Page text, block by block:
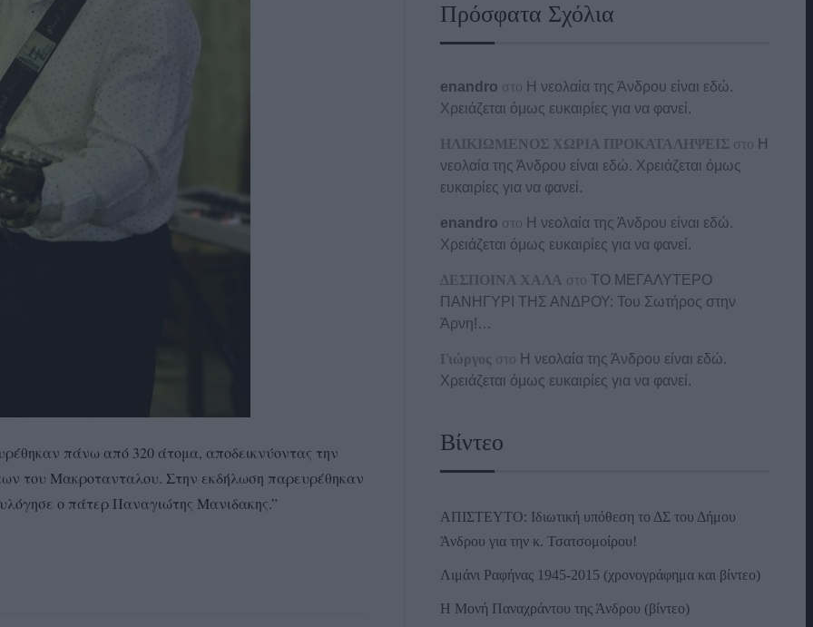
πάνω από 320 άτομα, αποδεικνύοντας την
του Μακροτανταλου. Στην εκδήλωση παρευρέθηκαν
ο πάτερ Παναγιώτης Μανιδακης.”
Πρόσφατα Σχόλια
enandro στο Η νεολαία της Άνδρου είναι εδώ.
Χρειάζεται όμως ευκαιρίες για να φανεί.
ΗΛΙΚΙΩΜΕΝΟΣ ΧΩΡΙΑ ΠΡΟΚΑΤΑΛΗΨΕΙΣ στο Η
νεολαία της Άνδρου είναι εδώ. Χρειάζεται όμως
ευκαιρίες για να φανεί.
enandro στο Η νεολαία της Άνδρου είναι εδώ.
Χρειάζεται όμως ευκαιρίες για να φανεί.
ΔΕΣΠΟΙΝΑ ΧΑΛΑ στοΤΟ ΜΕΓΑΛΥΤΕΡΟ
ΠΑΝΗΓΥΡΙ ΤΗΣ ΑΝΔΡΟΥ: Του Σωτήρος στην
Άρνη!…
Γιώργος στο Η νεολαία της Άνδρου είναι εδώ.
Χρειάζεται όμως ευκαιρίες για να φανεί.
Βίντεο
ΑΠΙΣΤΕΥΤΟ: Ιδιωτική υπόθεση το ΔΣ του Δήμου
Άνδρου για την κ. Τσατσομοίρου!
Λιμάνι Ραφήνας 1945-2015 (χρονογράφημα και βίντεο)
Η Μονή Παναχράντου της Άνδρου (βίντεο)